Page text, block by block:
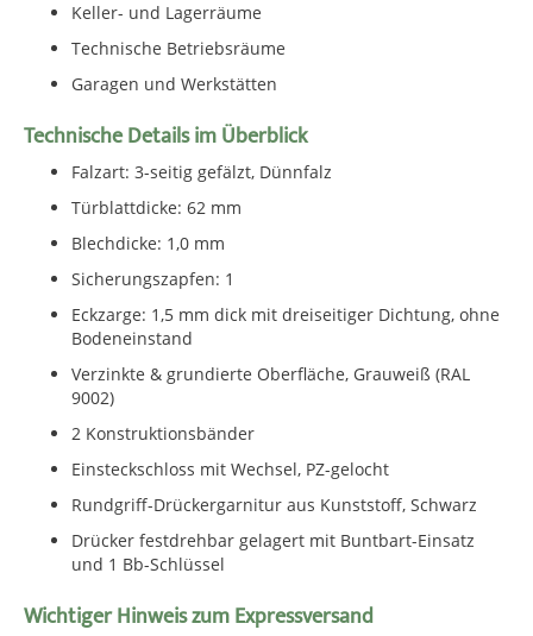
Keller- und Lagerräume
Technische Betriebsräume
Garagen und Werkstätten
Technische Details im Überblick
Falzart: 3-seitig gefälzt, Dünnfalz
Türblattdicke: 62 mm
Blechdicke: 1,0 mm
Sicherungszapfen: 1
Eckzarge: 1,5 mm dick mit dreiseitiger Dichtung, ohne
Bodeneinstand
Verzinkte & grundierte Oberfläche, Grauweiß (RAL
9002)
2 Konstruktionsbänder
Einsteckschloss mit Wechsel, PZ-gelocht
Rundgriff-Drückergarnitur aus Kunststoff, Schwarz
Drücker festdrehbar gelagert mit Buntbart-Einsatz
und 1 Bb-Schlüssel
Wichtiger Hinweis zum Expressversand